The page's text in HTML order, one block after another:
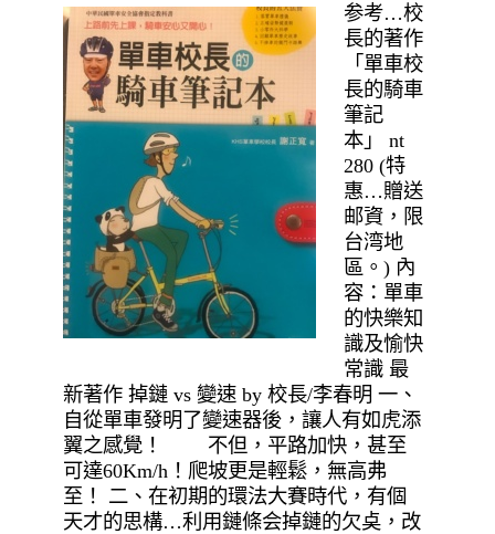
参考…校
長的著作
「單車校
長的騎車
筆記
本」 nt
280 (特
惠…贈送
邮資，限
台湾地
區。) 內
容：單車
的快樂知
識及愉快
常識 最
新著作 掉鏈 vs 變速 by 校長/李春明 一、
自從單車發明了變速器後，讓人有如虎添
翼之感覺！ 不但，平路加快，甚至
可達60Km/h！爬坡更是輕鬆，無高弗
至！ 二、在初期的環法大賽時代，有個
天才的思構…利用鏈條会掉鏈的欠奌，改